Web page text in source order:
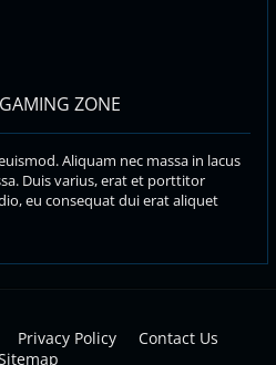
ZONE
Aliquam nec massa in lacus
Duis varius, erat et porttitor
eu consequat dui erat aliquet
Privacy Policy
Contact Us